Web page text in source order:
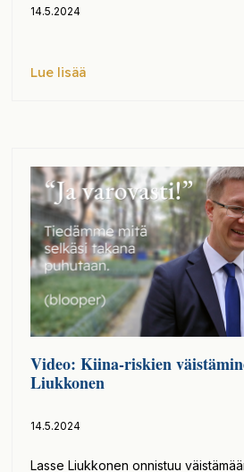
14.5.2024
Lue lisää
Video: Kiina-riskien
Liukkonen
14.5.2024
Lasse Liukkonen onnistuu